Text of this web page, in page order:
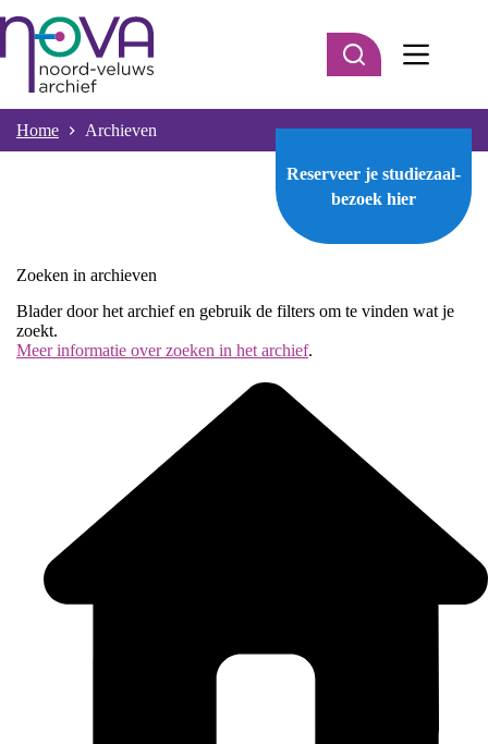
naar
inhoud
Home Archieven
Reserveer je studiezaal-
bezoek hier
Zoeken in archieven
Blader door het archief en gebruik de filters om te vinden wat je
zoekt.
Meer informatie over zoeken in het archief.